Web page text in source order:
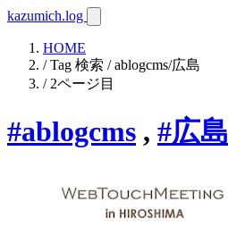
kazumich.log
HOME
/ Tag 検索 / ablogcms/広島
/ 2ページ目
#ablogcms , #広島